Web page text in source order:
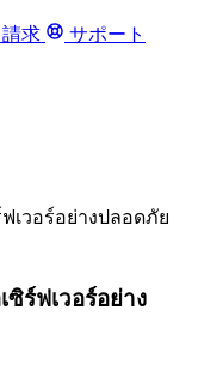
請求 サポート
ซิร์ฟเวอร์อย่าง